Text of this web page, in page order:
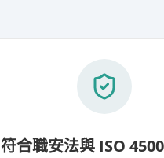
符合職安法與 ISO